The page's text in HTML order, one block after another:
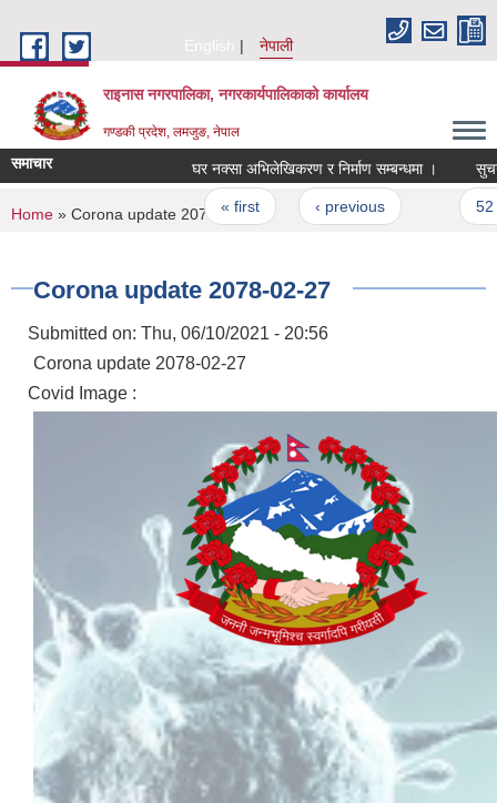
English
नेपाली
राइनास नगरपालिका, नगरकार्यपालिकाको कार्यालय
गण्डकी प्रदेश, लमजुङ, नेपाल
समाचार घर नक्सा अभिलेखिकरण र निर्माण सम्बन्धमा ।
Pages
« first ‹ previous 52
You are here
Home » Corona update 2078-02-27
Corona update 2078-02-27
Submitted on: Thu, 06/10/2021 - 20:56
Corona update 2078-02-27
Covid Image :